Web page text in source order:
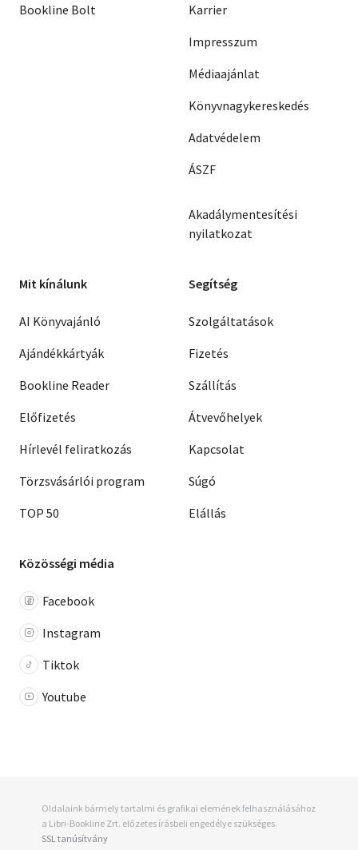
Bookline Bolt
Karrier
Impresszum
Médiaajánlat
Könyvnagykereskedés
Adatvédelem
ÁSZF
Akadálymentesítési
nyilatkozat
Mit kínálunk
AI Könyvajánló
Ajándékkártyák
Bookline Reader
Előfizetés
Hírlevél feliratkozás
Törzsvásárlói program
TOP 50
Segítség
Szolgáltatások
Fizetés
Szállítás
Átvevőhelyek
Kapcsolat
Súgó
Elállás
Közösségi média
Facebook
Instagram
Tiktok
Youtube
Oldalaink bármely tartalmi és grafikai elemének felhasználásához
a Libri-Bookline Zrt. előzetes írásbeli engedélye szükséges.
SSL tanúsítvány